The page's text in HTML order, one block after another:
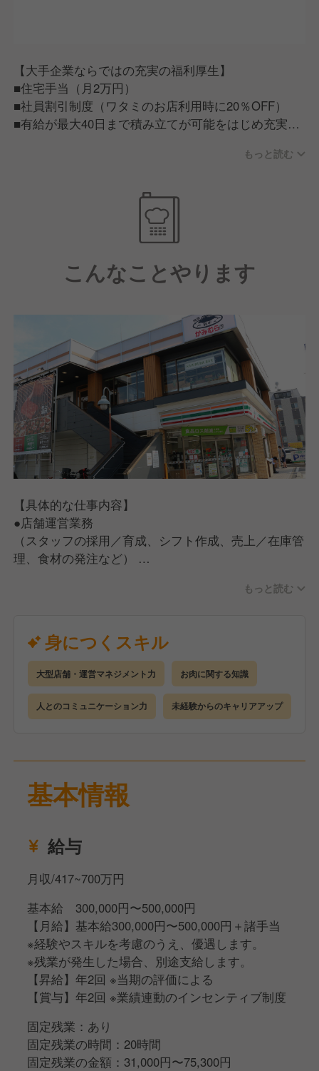
【大手企業ならではの充実の福利厚生】
■住宅手当（月2万円）
■社員割引制度（ワタミのお店利用時に20％OFF）
■有給が最大40日まで積み立てが可能をはじめ充実の
■ワタミで働く従業員は「人が良い」。仕事だけでは
ない一生ものの仲間が見つかる。
■ワタミチャレンジアワード/仲間と夢を語る会等従業
員のキャリア実現に力を入れた制度もあり、この会社
にいれば成長できそう。
もっと読む
こんなことやります
【具体的な仕事内容】
●店舗運営業務
（スタッフの採用／育成、シフト作成、売上／在庫管
理、食材の発注など）
（お客さま対応、ご案内、オーダー受付、料理、ドリ
【入社後の流れ】
手厚い研修とサポート体制を完備しているので、店舗
運営の経験がない方でも安心してスタートできます。
●座学研修（2日間）
企業や店舗について理解を深めていただきます。
●店舗研修（3カ月）
ビジネスマナーも身につくので未経験でも安心です。
●キャリアアップ
長を目指すことが可能です
もっと読む
身につくスキル
大型店舗・運営マネジメント力 お肉に関する知識
人とのコミュニケーション力 未経験からのキャリアアップ
基本情報
給与
月収/417~700万円
基本給 300,000円〜500,000円
【月給】基本給300,000円〜500,000円＋諸手当
※経験やスキルを考慮のうえ、優遇します。
※残業が発生した場合、別途支給します。
【昇給】年2回 ※当期の評価による
【賞与】年2回 ※業績連動のインセンティブ制度
固定残業：あり
固定残業の時間：20時間
固定残業の金額：31,000円〜75,300円